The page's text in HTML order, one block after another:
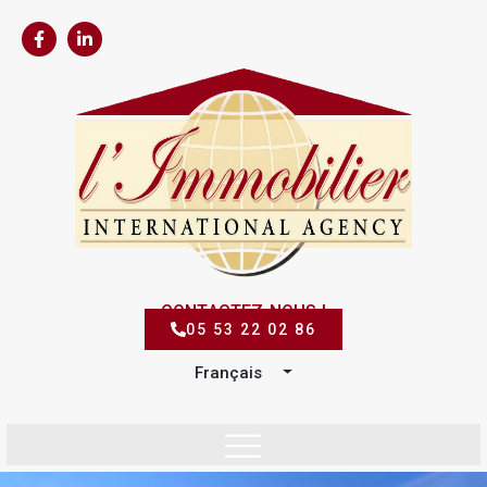
CONTACTEZ-NOUS !
05 53 22 02 86
Français